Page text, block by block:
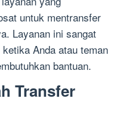
untuk mentransfer
Layanan ini sangat
Anda atau teman
bantuan.
Transfer